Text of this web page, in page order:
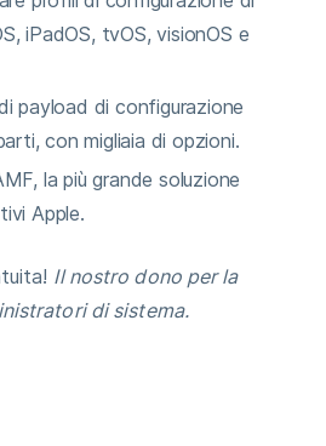
iPadOS, tvOS, visionOS e
payload di configurazione
con migliaia di opzioni.
la più grande soluzione
Apple.
Il nostro dono per la
di sistema.